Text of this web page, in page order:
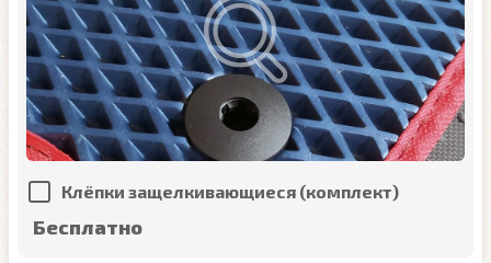
Клёпки защелкивающиеся (комплект)
Бесплатно